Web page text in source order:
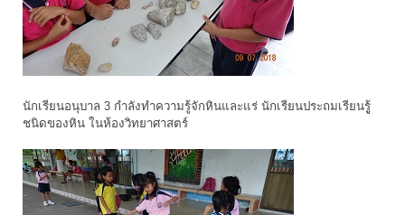
นักเรียนอนุบาล 3 กำลังทำความรู้จักหินและแร่ นักเรียนประถมเรียนรูู้
ชนิดของหิน ในห้องวิทยาศาสตร์